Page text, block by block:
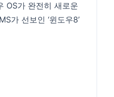
OS가 완전히 새로운
가 선보인 ‘윈도우8’